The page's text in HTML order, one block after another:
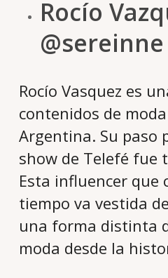
Rocío
@sereinne
Rocío Vasquez es
contenidos de
Argentina. Su paso
show de Telefé fue
Esta influencer que
tiempo va vestida
una forma distinta
moda desde la